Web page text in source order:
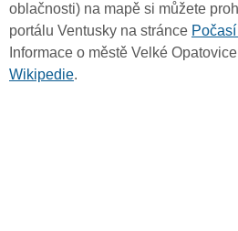
oblačnosti) na mapě si můžete
portálu Ventusky na stránce
Informace o městě Velké
Wikipedie.